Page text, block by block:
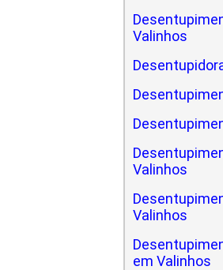
Valinhos
Valinhos
Valinhos
em Valinhos